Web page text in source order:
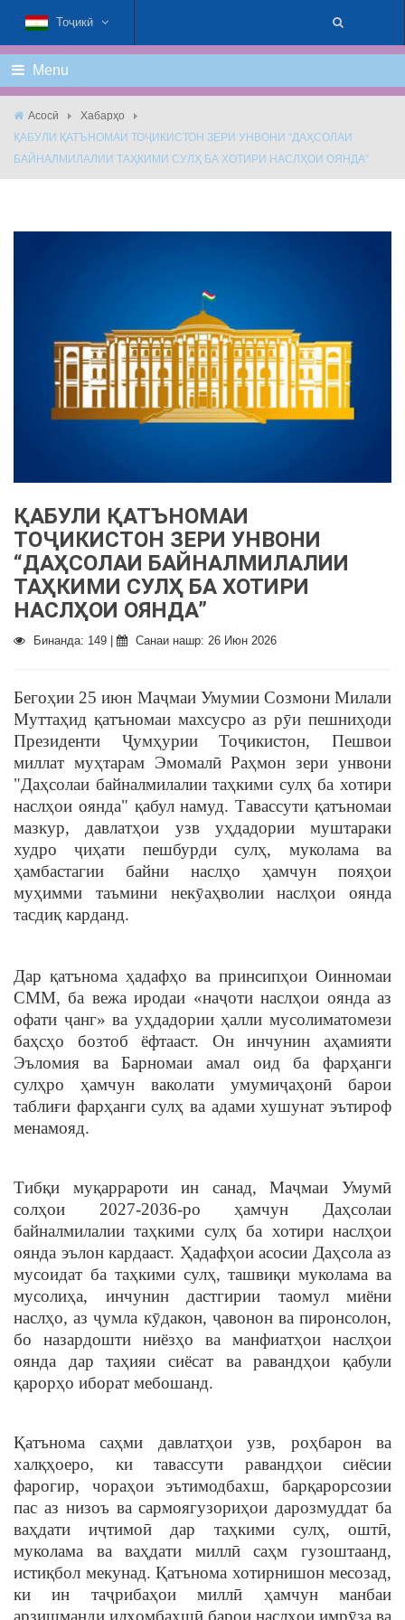
Тоҷикӣ
Menu
Асосӣ
Хабарҳо
ҚАБУЛИ ҚАТЪНОМАИ ТОҶИКИСТОН ЗЕРИ УНВОНИ “ДАҲСОЛАИ
БАЙНАЛМИЛАЛИИ ТАҲКИМИ СУЛҲ БА ХОТИРИ НАСЛҲОИ ОЯНДА”
ҚАБУЛИ ҚАТЪНОМАИ
ТОҶИКИСТОН ЗЕРИ УНВОНИ
“ДАҲСОЛАИ БАЙНАЛМИЛАЛИИ
ТАҲКИМИ СУЛҲ БА ХОТИРИ
НАСЛҲОИ ОЯНДА”
Бинанда: 149 | Санаи нашр: 26 Июн 2026
Бегоҳии 25 июн Маҷмаи Умумии Созмони Милали
Муттаҳид қатъномаи махсусро аз рӯи пешниҳоди
Президенти Ҷумҳурии Тоҷикистон, Пешвои
миллат муҳтарам Эмомалӣ Раҳмон зери унвони
"Даҳсолаи байналмилалии таҳкими сулҳ ба хотири
наслҳои оянда" қабул намуд. Тавассути қатъномаи
мазкур, давлатҳои узв уҳдадории муштараки
худро ҷиҳати пешбурди сулҳ, муколама ва
ҳамбастагии байни наслҳо ҳамчун пояҳои
муҳимми таъмини некӯаҳволии наслҳои оянда
тасдиқ карданд.
Дар қатънома ҳадафҳо ва принсипҳои Оинномаи
СММ, ба вежа иродаи «наҷоти наслҳои оянда аз
офати ҷанг» ва уҳдадории ҳалли мусолиматомези
баҳсҳо бозтоб ёфтааст. Он инчунин аҳамияти
Эъломия ва Барномаи амал оид ба фарҳанги
сулҳро ҳамчун ваколати умумиҷаҳонӣ барои
таблиғи фарҳанги сулҳ ва адами хушунат эътироф
менамояд.
Тибқи муқаррароти ин санад, Маҷмаи Умумӣ
солҳои 2027-2036-ро ҳамчун Даҳсолаи
байналмилалии таҳкими сулҳ ба хотири наслҳои
оянда эълон кардааст. Ҳадафҳои асосии Даҳсола аз
мусоидат ба таҳкими сулҳ, ташвиқи муколама ва
мусолиҳа, инчунин дастгирии таомул миёни
наслҳо, аз ҷумла кӯдакон, ҷавонон ва пиронсолон,
бо назардошти ниёзҳо ва манфиатҳои наслҳои
оянда дар таҳияи сиёсат ва равандҳои қабули
қарорҳо иборат мебошанд.
Қатънома саҳми давлатҳои узв, роҳбарон ва
халқҳоеро, ки тавассути равандҳои сиёсии
фарогир, чораҳои эътимодбахш, барқарорсозии
пас аз низоъ ва сармоягузориҳои дарозмуддат ба
ваҳдати иҷтимоӣ дар таҳкими сулҳ, оштӣ,
муколама ва ваҳдати миллӣ саҳм гузоштаанд,
истиқбол мекунад. Қатънома хотирнишон месозад,
ки ин таҷрибаҳои миллӣ ҳамчун манбаи
арзишманди илҳомбахшӣ барои наслҳои имрӯза ва